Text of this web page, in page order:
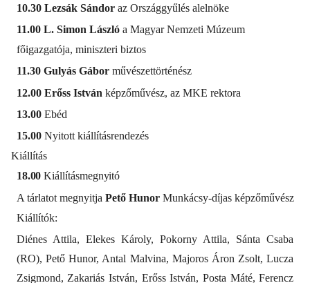
10.30 Lezsák Sándor az Országgyűlés alelnöke
11.00 L. Simon László a Magyar Nemzeti Múzeum
főigazgatója, miniszteri biztos
11.30 Gulyás Gábor művészettörténész
12.00 Erőss István képzőművész, az MKE rektora
13.00 Ebéd
15.00 Nyitott kiállításrendezés
Kiállítás
18.00 Kiállításmegnyitó
A tárlatot megnyitja Pető Hunor Munkácsy-díjas képzőművész
Kiállítók:
Diénes Attila, Elekes Károly, Pokorny Attila, Sánta Csaba
(RO), Pető Hunor, Antal Malvina, Majoros Áron Zsolt, Lucza
Zsigmond, Zakariás István, Erőss István, Posta Máté, Ferencz